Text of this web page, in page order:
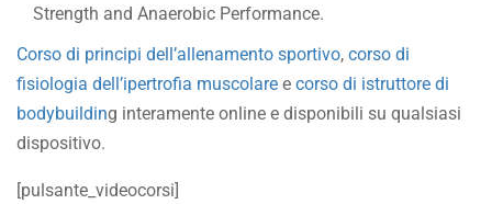
Strength and Anaerobic Performance.
Corso di principi dell’allenamento sportivo, corso di
fisiologia dell’ipertrofia muscolare e corso di istruttore di
bodybuilding interamente online e disponibili su qualsiasi
dispositivo.
[pulsante_videocorsi]